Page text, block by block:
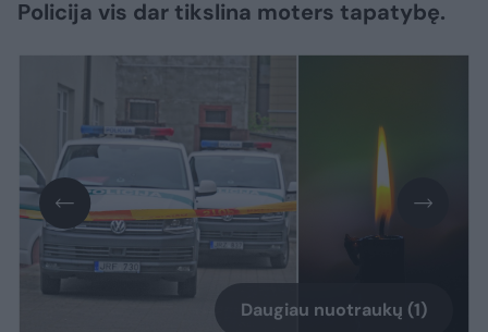
Policija vis dar tikslina moters tapatybę.
Daugiau nuotraukų (1)